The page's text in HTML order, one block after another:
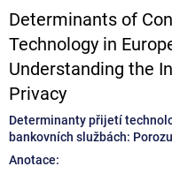
Determinants of
Technology in
Understanding the
Privacy
Determinanty přijetí
bankovních službách:
Anotace: